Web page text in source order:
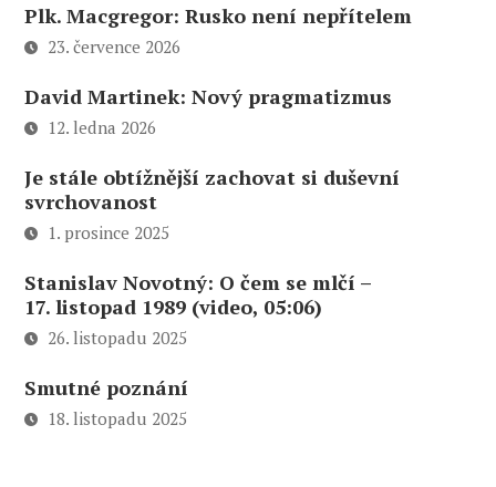
Plk. Macgregor: Rusko není nepřítelem
23. července 2026
David Martinek: Nový pragmatizmus
12. ledna 2026
Je stále obtížnější zachovat si duševní
svrchovanost
1. prosince 2025
Stanislav Novotný: O čem se mlčí –
17. listopad 1989 (video, 05:06)
26. listopadu 2025
Smutné poznání
18. listopadu 2025